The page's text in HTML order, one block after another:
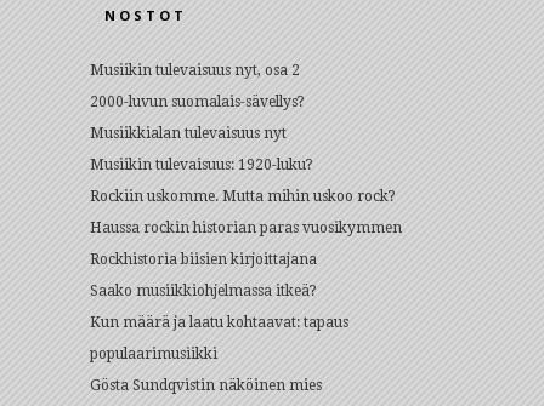
NOSTOT
Musiikin tulevaisuus nyt, osa 2
2000-luvun suomalais-sävellys?
Musiikkialan tulevaisuus nyt
Musiikin tulevaisuus: 1920-luku?
Rockiin uskomme. Mutta mihin uskoo rock?
Haussa rockin historian paras vuosikymmen
Rockhistoria biisien kirjoittajana
Saako musiikkiohjelmassa itkeä?
Kun määrä ja laatu kohtaavat: tapaus
populaarimusiikki
Gösta Sundqvistin näköinen mies